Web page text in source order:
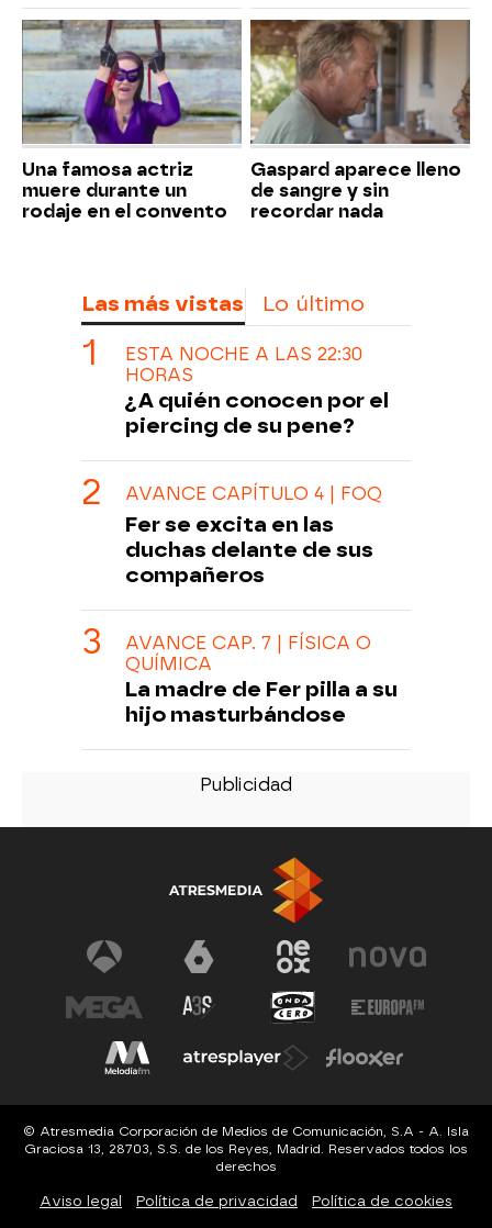
Una famosa actriz
muere durante un
rodaje en el convento
Gaspard aparece lleno
de sangre y sin
recordar nada
Las más vistas Lo último
ESTA NOCHE A LAS 22:30
HORAS
¿A quién conocen por el
piercing de su pene?
AVANCE CAPÍTULO 4 | FOQ
Fer se excita en las
duchas delante de sus
compañeros
AVANCE CAP. 7 | FÍSICA O
QUÍMICA
La madre de Fer pilla a su
hijo masturbándose
© Atresmedia Corporación de Medios de Comunicación, S.A - A. Isla
Graciosa 13, 28703, S.S. de los Reyes, Madrid. Reservados todos los
derechos
Aviso legal Política de privacidad Política de cookies